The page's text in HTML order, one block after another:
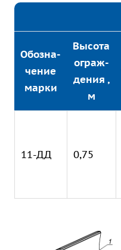
Обозна-
чение
марки
Высота
ограж-
дения ,
м
11-ДД 0,75